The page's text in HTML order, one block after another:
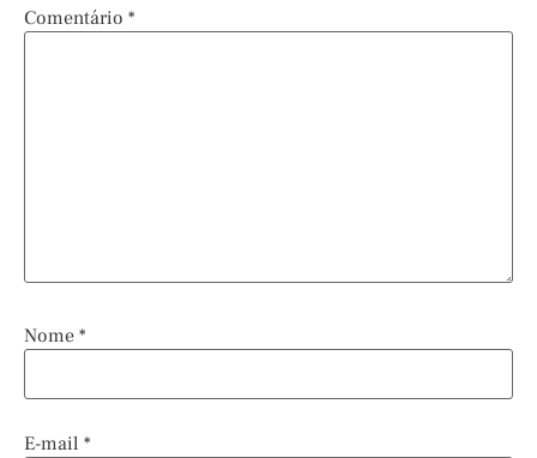
Comentário *
Nome *
E-mail *